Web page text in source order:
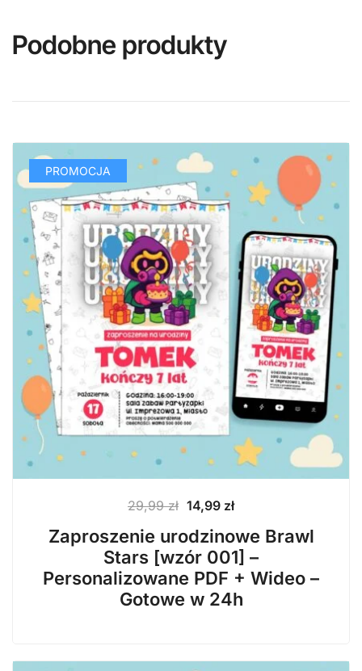
Podobne produkty
PROMOCJA
29,99zł Pierwotna
cena
wynosiła:
29,99 zł.
14,99 złAktualna
wynosi:
14,99 zł.
Zaproszenie urodzinowe Brawl
Stars [wzór 001] –
Personalizowane PDF + Wideo –
Gotowe w 24h